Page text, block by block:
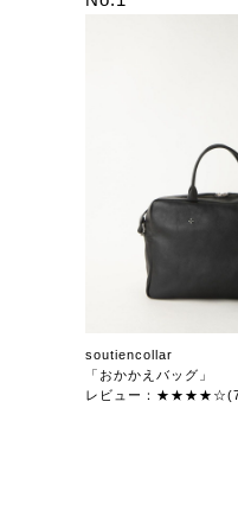
soutiencollar
「おかかえバッグ」
レビュー：